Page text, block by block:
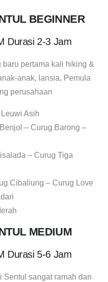
BEGINNER
Durasi 2-3 Jam
baru pertama kali hiking &
anak, lansia, Pemula
perusahaan
Asih
– Curug Barong –
– Curug Tiga
Cibaliung – Curug Love
MEDIUM
Durasi 5-6 Jam
sangat ramah dan